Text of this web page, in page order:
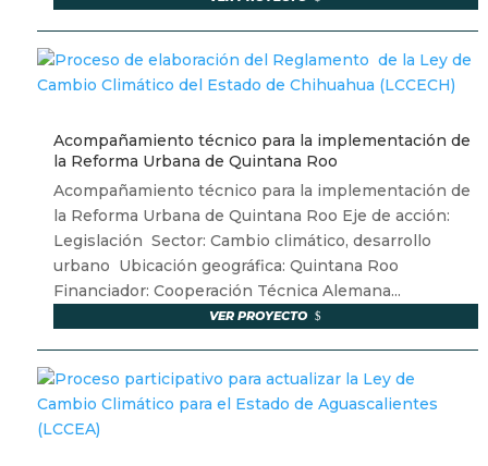
Acompañamiento técnico para la implementación de
la Reforma Urbana de Quintana Roo
Acompañamiento técnico para la implementación de
la Reforma Urbana de Quintana Roo Eje de acción:
Legislación Sector: Cambio climático, desarrollo
urbano Ubicación geográfica: Quintana Roo
Financiador: Cooperación Técnica Alemana...
VER PROYECTO